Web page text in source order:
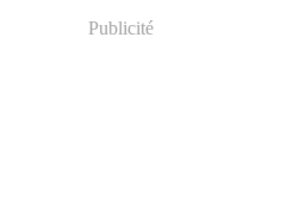
Publicité